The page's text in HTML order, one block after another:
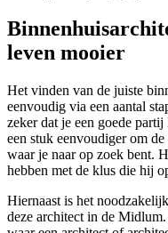
leven mooier
Het vinden van de juiste
eenvoudig via een aantal
zeker dat je een goede
een stuk eenvoudiger om
waar je naar op zoek bent.
hebben met de klus die hij
Hiernaast is het
deze architect in de